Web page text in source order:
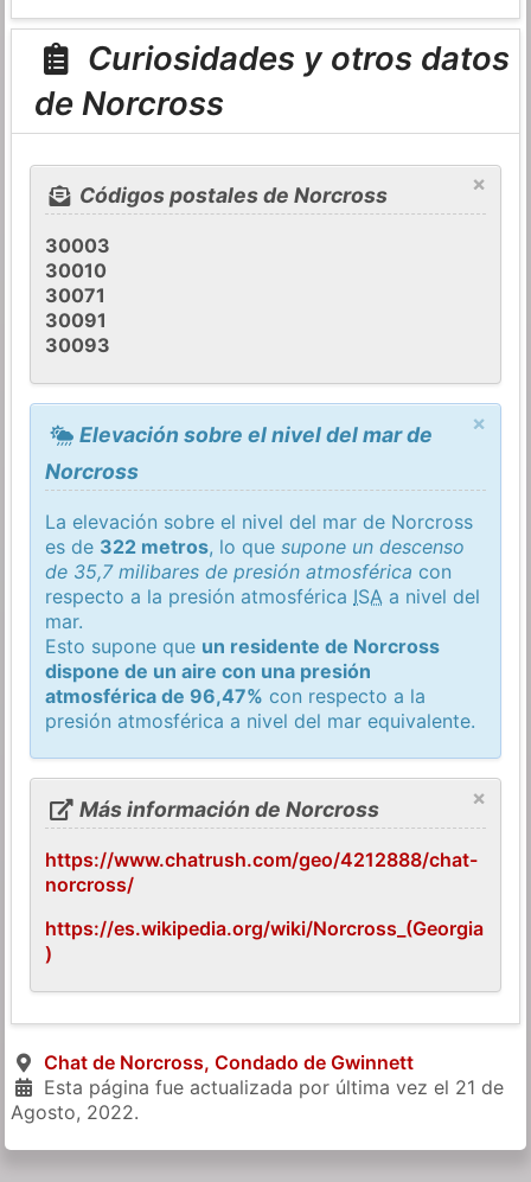
Curiosidades y otros datos
de Norcross
×
Códigos postales de Norcross
30003
30010
30071
30091
30093
×
Elevación sobre el nivel del mar de
Norcross
La elevación sobre el nivel del mar de Norcross
es de 322 metros, lo quesupone un descenso
de 35,7 milibares de presión atmosférica con
respecto a la presión atmosférica ISA a nivel del
mar.
Esto supone que un residente de Norcross
dispone de un aire con una presión
atmosférica de 96,47% con respecto a la
presión atmosférica a nivel del mar equivalente.
×
Más información de Norcross
https://www.chatrush.com/geo/4212888/chat-
norcross/
https://es.wikipedia.org/wiki/Norcross_(Georgia
)
Chat de Norcross, Condado de Gwinnett
Esta página fue actualizada por última vez el 21 de
Agosto, 2022.